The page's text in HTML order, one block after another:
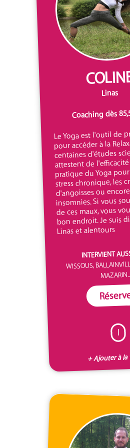
Linas
Coaching dès
Le Yoga est l'outil de
pour accéder à la
centaines d'études
attestent de
pratique du Yoga
stress chronique, les
d'angoisses ou
insomnies. Si vous
de ces maux, vous
bon endroit. Je suis
Linas et alentours
INTERVIENT
WISSOUS,
I
+ Ajouter à